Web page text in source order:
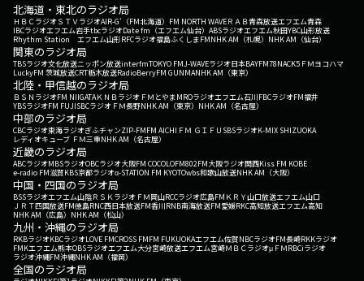
北海道・東北のラジオ局
ＨＢＣラジオＳＴＶラジオAIR-G'（FM北海道） FM NORTH WAVEＲＡＢ青森放送エフエム青森
IBCラジオエフエム岩手tbcラジオDate fm（エフエム仙台） ABSラジオエフエム秋田YBC山形放送
Rhythm Station エフエム山形RFCラジオ福島ふくしまFMNHK AM（札幌） NHK AM（仙台）
関東のラジオ局
TBSラジオ文化放送ニッポン放送interfmTOKYO FMJ-WAVEラジオ日本BAYFM78NACK5 ＦＭヨコハマ
LuckyFM 茨城放送CRT栃木放送RadioBerryFM GUNMANHK AM（東京）
北陸・甲信越のラジオ局
ＢＳＮラジオFM NIIGATAＫＮＢラジオ ＦＭとやまMROラジオエフエム石川FBCラジオFM福井
YBSラジオFM FUJISBCラジオ ＦＭ長野NHK AM（東京） NHK AM（名古屋）
中部のラジオ局
CBCラジオ東海ラジオぎふチャンZIP-FMFM AICHI ＦＭ ＧＩＦＵ SBSラジオK-MIX SHIZUOKA
レディオキューブ ＦＭ三重NHK AM（名古屋）
近畿のラジオ局
ABCラジオMBSラジオOBCラジオ大阪FM COCOLOFM802FM大阪ラジオ関西Kiss FM KOBE
e-radio FM滋賀KBS京都ラジオα-STATION FM KYOTOwbs和歌山放送NHK AM（大阪）
中国・四国のラジオ局
BSSラジオエフエム山陰ＲＳＫラジオ ＦＭ岡山RCCラジオ広島FM ＫＲＹ山口放送エフエム山口
ＪＲＴ四国放送FM徳島RNC西日本放送FM香川RNB南海放送FM愛媛RKC高知放送エフエム高知
NHK AM（広島） NHK AM（松山）
九州・沖縄のラジオ局
RKBラジオKBCラジオLOVE FMCROSS FMFM FUKUOKAエフエム佐賀NBCラジオFM長崎RKKラジオ
FMKエフエム熊本OBSラジオエフエム大分宮崎放送エフエム宮崎ＭＢＣラジオμＦＭRBCiラジオ
ラジオ沖縄FM沖縄NHK AM（福岡）
全国のラジオ局